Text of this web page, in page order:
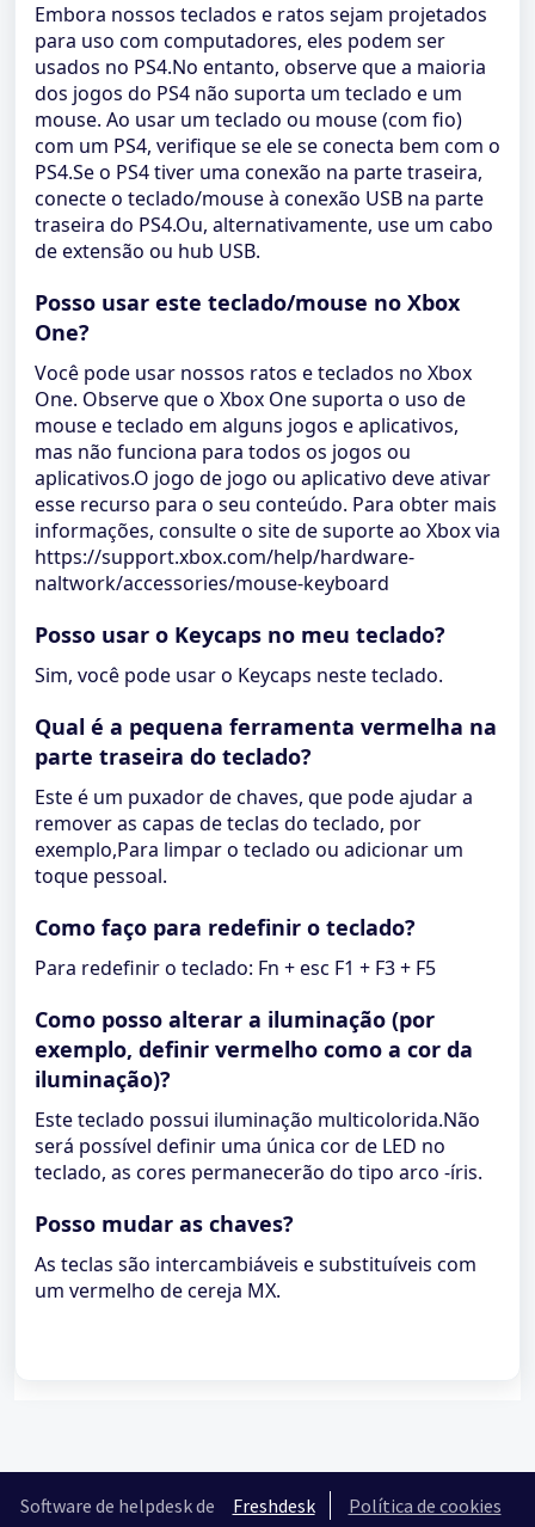
Embora nossos teclados e ratos sejam projetados
para uso com computadores, eles podem ser
usados ​​no PS4.No entanto, observe que a maioria
dos jogos do PS4 não suporta um teclado e um
mouse. Ao usar um teclado ou mouse (com fio)
com um PS4, verifique se ele se conecta bem com o
PS4.Se o PS4 tiver uma conexão na parte traseira,
conecte o teclado/mouse à conexão USB na parte
traseira do PS4.Ou, alternativamente, use um cabo
de extensão ou hub USB.
Posso usar este teclado/mouse no Xbox
One?
Você pode usar nossos ratos e teclados no Xbox
One. Observe que o Xbox One suporta o uso de
mouse e teclado em alguns jogos e aplicativos,
mas não funciona para todos os jogos ou
aplicativos.O jogo de jogo ou aplicativo deve ativar
esse recurso para o seu conteúdo. Para obter mais
informações, consulte o site de suporte ao Xbox via
https://support.xbox.com/help/hardware-
naltwork/accessories/mouse-keyboard
Posso usar o Keycaps no meu teclado?
Sim, você pode usar o Keycaps neste teclado.
Qual é a pequena ferramenta vermelha na
parte traseira do teclado?
Este é um puxador de chaves, que pode ajudar a
remover as capas de teclas do teclado, por
exemplo,Para limpar o teclado ou adicionar um
toque pessoal.
Como faço para redefinir o teclado?
Para redefinir o teclado: Fn + esc F1 + F3 + F5
Como posso alterar a iluminação (por
exemplo, definir vermelho como a cor da
iluminação)?
Este teclado possui iluminação multicolorida.Não
será possível definir uma única cor de LED no
teclado, as cores permanecerão do tipo arco -íris.
Posso mudar as chaves?
As teclas são intercambiáveis ​​e substituíveis com
um vermelho de cereja MX.
Software de helpdesk de Freshdesk Política de cookies